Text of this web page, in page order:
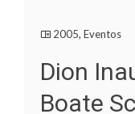
2005, Eventos
Dion
Boate